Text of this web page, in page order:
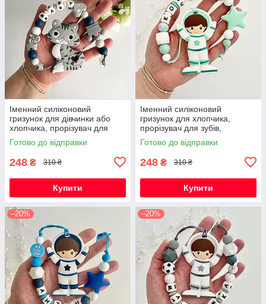
Іменний силіконовий
гризунок для дівчинки або
хлопчика, прорізувач для
зубів, котик Фелікс (сірий)
Готово до відправки
248 ₴ 310 ₴
Купити
Іменний силіконовий
гризунок для хлопчика,
прорізувач для зубів,
Космонавт (м'ята)
Готово до відправки
248 ₴ 310 ₴
Купити
–20% –20%